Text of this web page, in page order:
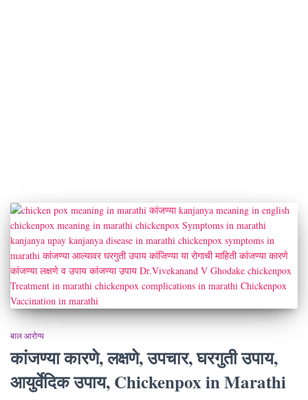
बाल आरोग्य
कांजण्या कारणे, लक्षणे, उपचार, घरगुती उपाय,
आयुर्वेदिक उपाय, Chickenpox in Marathi